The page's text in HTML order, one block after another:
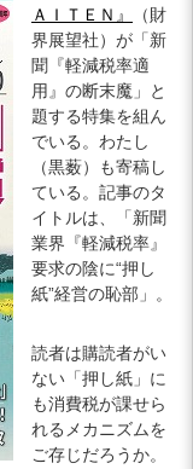
ＡＩＴＥＮ』
（財
界展望社）が「新
聞『軽減税率適
用』の断末魔」と
題する特集を組ん
でいる。わたし
（黒薮）も寄稿し
ている。記事のタ
イトルは、「新聞
業界『軽減税率』
要求の陰に“押し
紙”経営の恥部」。
読者は購読者がい
ない「押し紙」に
も消費税が課せら
れるメカニズムを
ご存じだろうか。